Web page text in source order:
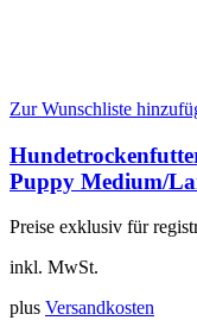
Zur Wunschliste
Puppy Medium/
Preise exklusiv für
inkl. MwSt.
plus Versandkosten